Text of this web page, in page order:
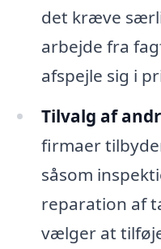
det kræve
arbejde fra
afspejle sig i
Tilvalg af
firmaer
såsom
reparation af
vælger at